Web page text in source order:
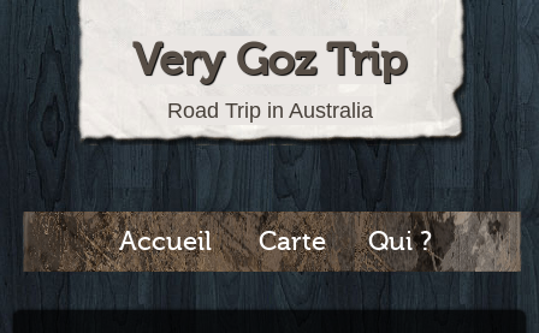
Very Goz Trip
Road Trip in Australia
Accueil Carte Qui ?